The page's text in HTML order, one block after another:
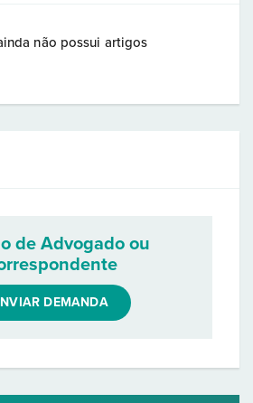
não possui artigos
de Advogado ou
DEMANDA